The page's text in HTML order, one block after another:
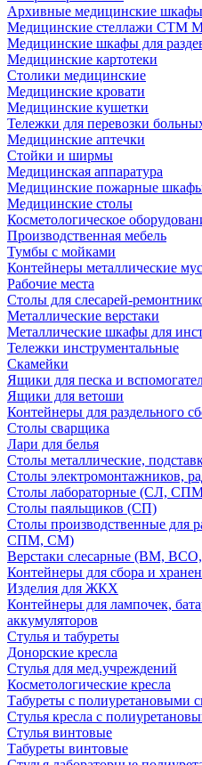
Архивные медицинские шкафы
Медицинские стеллажи CTM
Медицинские шкафы для
Медицинские картотеки
Столики медицинские
Медицинские кровати
Медицинские кушетки
Тележки для перевозки
Медицинские аптечки
Стойки и ширмы
Медицинская аппаратура
Медицинские пожарные
Медицинские столы
Косметологическое
Производственная мебель
Тумбы с мойками
Контейнеры металлические
Рабочие места
Столы для слесарей-
Металлические верстаки
Металлические шкафы для
Тележки инструментальные
Скамейки
Ящики для песка и
Ящики для ветоши
Контейнеры для раздельного
Столы сварщика
Лари для белья
Столы металлические,
Столы электромонтажников,
Столы лабораторные (СЛ,
Столы паяльщиков (СП)
Столы производственные для
СПМ, СМ)
Верстаки слесарные (ВМ,
Контейнеры для сбора и
Изделия для ЖКХ
Контейнеры для лампочек,
аккумуляторов
Стулья и табуреты
Донорские кресла
Стулья для мед.учреждений
Косметологические кресла
Табуреты с полиуретановыми
Стулья кресла с
Стулья винтовые
Табуреты винтовые